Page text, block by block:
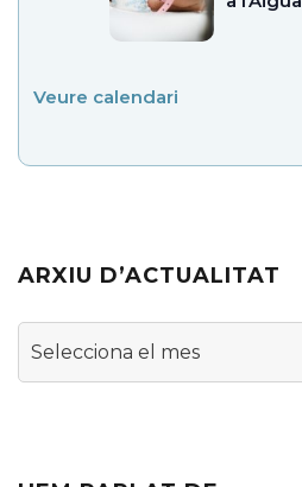
Veure calendari
ARXIU D’ACTUALITAT
Arxiu